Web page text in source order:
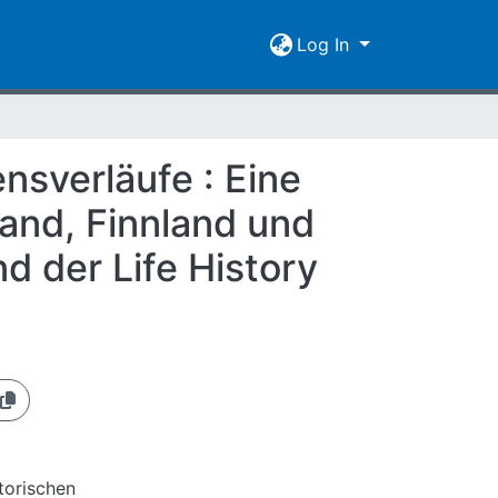
Log In
: Eine
Finnland und
der Life History